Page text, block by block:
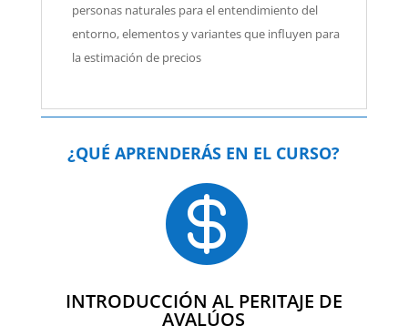
personas naturales para el entendimiento del
entorno, elementos y variantes que influyen para
la estimación de precios
¿QUÉ APRENDERÁS EN EL CURSO?

INTRODUCCIÓN AL PERITAJE DE
AVALÚOS